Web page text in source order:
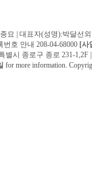
묘 | 대표자(성명):박달선
번호 안내 208-04-68000 [사
별시 종로구 종로 231-1,2F
for more information.